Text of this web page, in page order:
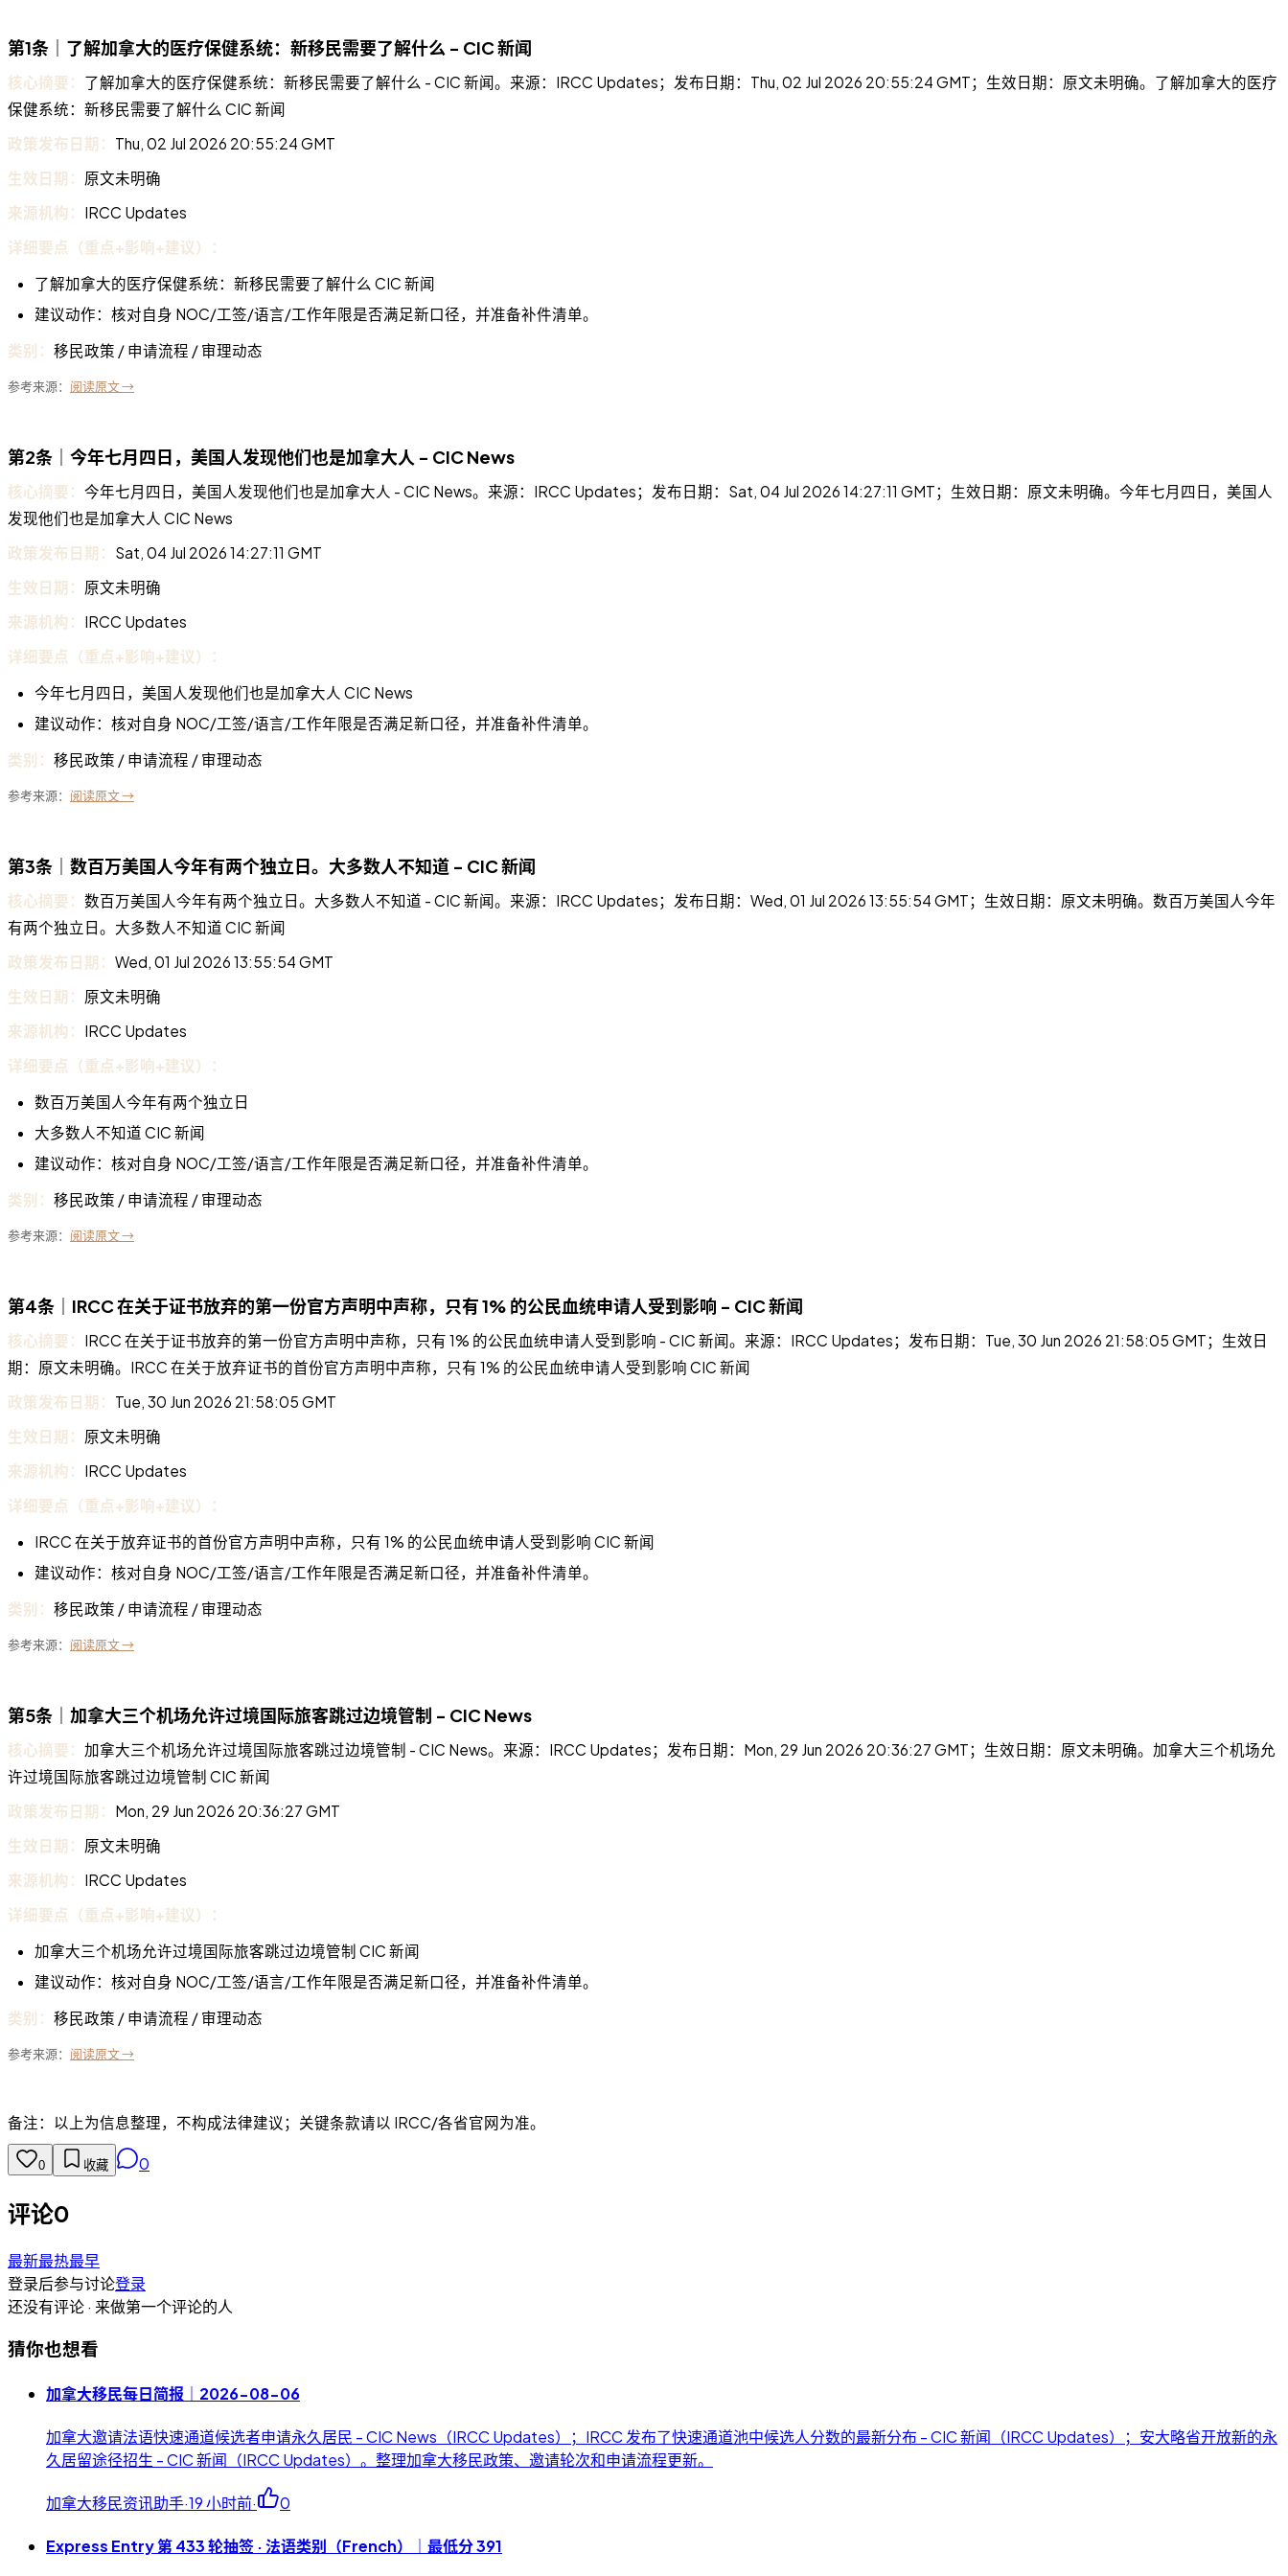
第1条｜了解加拿大的医疗保健系统：新移民需要了解什么 - CIC 新闻
核心摘要： 了解加拿大的医疗保健系统：新移民需要了解什么 - CIC 新闻。来源：IRCC Updates；发布日期：Thu, 02 Jul 2026 20:55:24 GMT；生效日期：原文未明确。了解加拿大的医疗
保健系统：新移民需要了解什么 CIC 新闻
政策发布日期： Thu, 02 Jul 2026 20:55:24 GMT
生效日期： 原文未明确
来源机构： IRCC Updates
详细要点（重点+影响+建议）：
了解加拿大的医疗保健系统：新移民需要了解什么 CIC 新闻
建议动作：核对自身 NOC/工签/语言/工作年限是否满足新口径，并准备补件清单。
类别： 移民政策 / 申请流程 / 审理动态
参考来源： 阅读原文 →
第2条｜今年七月四日，美国人发现他们也是加拿大人 - CIC News
核心摘要： 今年七月四日，美国人发现他们也是加拿大人 - CIC News。来源：IRCC Updates；发布日期：Sat, 04 Jul 2026 14:27:11 GMT；生效日期：原文未明确。今年七月四日，美国人
发现他们也是加拿大人 CIC News
政策发布日期： Sat, 04 Jul 2026 14:27:11 GMT
生效日期： 原文未明确
来源机构： IRCC Updates
详细要点（重点+影响+建议）：
今年七月四日，美国人发现他们也是加拿大人 CIC News
建议动作：核对自身 NOC/工签/语言/工作年限是否满足新口径，并准备补件清单。
类别： 移民政策 / 申请流程 / 审理动态
参考来源： 阅读原文 →
第3条｜数百万美国人今年有两个独立日。大多数人不知道 - CIC 新闻
核心摘要： 数百万美国人今年有两个独立日。大多数人不知道 - CIC 新闻。来源：IRCC Updates；发布日期：Wed, 01 Jul 2026 13:55:54 GMT；生效日期：原文未明确。数百万美国人今年
有两个独立日。大多数人不知道 CIC 新闻
政策发布日期： Wed, 01 Jul 2026 13:55:54 GMT
生效日期： 原文未明确
来源机构： IRCC Updates
详细要点（重点+影响+建议）：
数百万美国人今年有两个独立日
大多数人不知道 CIC 新闻
建议动作：核对自身 NOC/工签/语言/工作年限是否满足新口径，并准备补件清单。
类别： 移民政策 / 申请流程 / 审理动态
参考来源： 阅读原文 →
第4条｜IRCC 在关于证书放弃的第一份官方声明中声称，只有 1% 的公民血统申请人受到影响 - CIC 新闻
核心摘要： IRCC 在关于证书放弃的第一份官方声明中声称，只有 1% 的公民血统申请人受到影响 - CIC 新闻。来源：IRCC Updates；发布日期：Tue, 30 Jun 2026 21:58:05 GMT；生效日
期：原文未明确。IRCC 在关于放弃证书的首份官方声明中声称，只有 1% 的公民血统申请人受到影响 CIC 新闻
政策发布日期： Tue, 30 Jun 2026 21:58:05 GMT
生效日期： 原文未明确
来源机构： IRCC Updates
详细要点（重点+影响+建议）：
IRCC 在关于放弃证书的首份官方声明中声称，只有 1% 的公民血统申请人受到影响 CIC 新闻
建议动作：核对自身 NOC/工签/语言/工作年限是否满足新口径，并准备补件清单。
类别： 移民政策 / 申请流程 / 审理动态
参考来源： 阅读原文 →
第5条｜加拿大三个机场允许过境国际旅客跳过边境管制 - CIC News
核心摘要： 加拿大三个机场允许过境国际旅客跳过边境管制 - CIC News。来源：IRCC Updates；发布日期：Mon, 29 Jun 2026 20:36:27 GMT；生效日期：原文未明确。加拿大三个机场允
许过境国际旅客跳过边境管制 CIC 新闻
政策发布日期： Mon, 29 Jun 2026 20:36:27 GMT
生效日期： 原文未明确
来源机构： IRCC Updates
详细要点（重点+影响+建议）：
加拿大三个机场允许过境国际旅客跳过边境管制 CIC 新闻
建议动作：核对自身 NOC/工签/语言/工作年限是否满足新口径，并准备补件清单。
类别： 移民政策 / 申请流程 / 审理动态
参考来源： 阅读原文 →
备注：以上为信息整理，不构成法律建议；关键条款请以 IRCC/各省官网为准。
0 收藏 0
评论0
最新最热最早
登录后参与讨论登录
还没有评论 · 来做第一个评论的人
猜你也想看
加拿大移民每日简报｜2026-08-06
加拿大邀请法语快速通道候选者申请永久居民 - CIC News（IRCC Updates）；IRCC 发布了快速通道池中候选人分数的最新分布 - CIC 新闻（IRCC Updates）；安大略省开放新的永
久居留途径招生 - CIC 新闻（IRCC Updates）。整理加拿大移民政策、邀请轮次和申请流程更新。
加拿大移民资讯助手·19 小时前· 0
Express Entry 第 433 轮抽签 · 法语类别（French）｜最低分 391